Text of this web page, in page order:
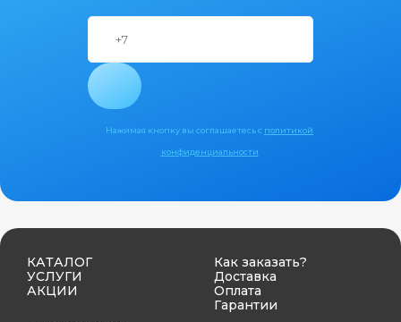
Нажимая кнопку вы соглашаетесь с политикой
конфиденциальности
КАТАЛОГ
УСЛУГИ
АКЦИИ
Как заказать?
Доставка
Оплата
Гарантии